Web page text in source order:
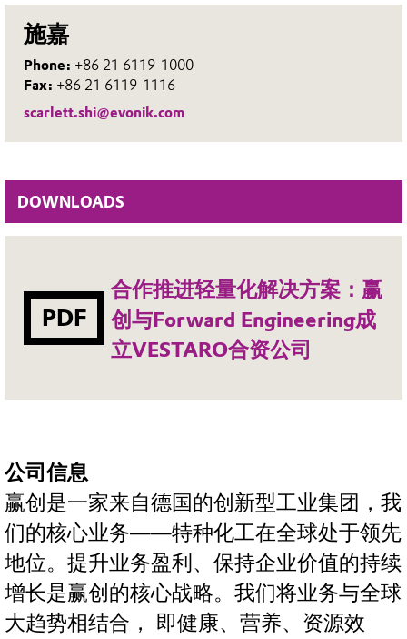
施嘉
Phone: +86 21 6119-1000
Fax: +86 21 6119-1116
scarlett.shi@evonik.com
DOWNLOADS
PDF
合作推进轻量化解决方案：赢
创与Forward Engineering成
立VESTARO合资公司
公司信息
赢创是一家来自德国的创新型工业集团，我
们的核心业务——特种化工在全球处于领先
地位。提升业务盈利、保持企业价值的持续
增长是赢创的核心战略。我们将业务与全球
大趋势相结合， 即健康、营养、资源效